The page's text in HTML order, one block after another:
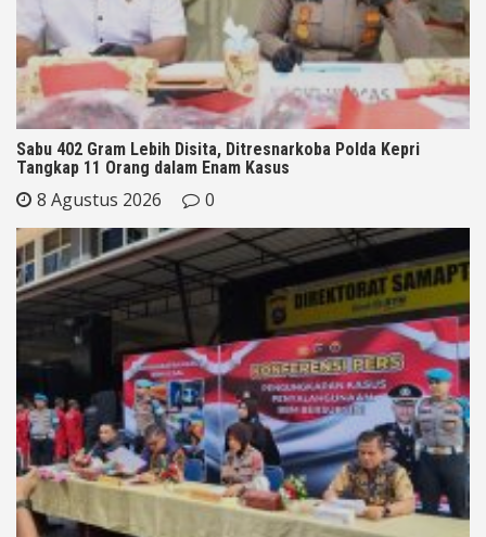
Sabu 402 Gram Lebih Disita, Ditresnarkoba Polda Kepri
Tangkap 11 Orang dalam Enam Kasus
8 Agustus 2026 0